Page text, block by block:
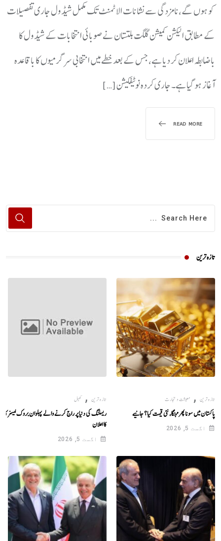
کو ہوں گے،نامزدگی سے نشانات الاٹمنٹ تک مکمل شیڈول جاری تفصیلات
کے مطابق الیکشن کمیشن گلگت بلتستان نے صوبائی انتخابات کے شیڈول کا
باضابطہ اعلان کر دیا ہے، جس کے بعد خطے میں انتخابی سرگرمیوں کا باقاعدہ
آغاز ہو گیا ہے۔ جاری کردہ نوٹیفکیشن […]
READ MORE
تازہ ترین
تازہ ترین, معیشت و تجارت
پاکستان میں سونا پھرمہنگا، نئی قیمت کیا؟ جانیے
اگست 5, 2026
تازہ ترین,کھیل
ریسلنگ کی دنیا پر راج کرنے والے پہلوان بروک لیسنر کا
کا اعلان
اگست 5, 2026